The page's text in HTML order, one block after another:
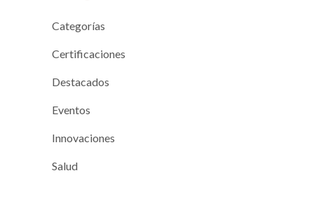
Categorías
Certificaciones
Destacados
Eventos
Innovaciones
Salud